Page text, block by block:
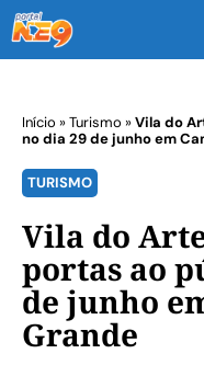
Início »Turismo »Vila do
no dia 29 de junho em
TURISMO
Vila do
portas ao
de junho
Grande